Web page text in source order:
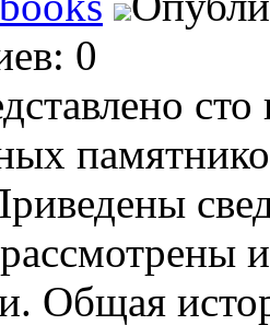
0
Общая